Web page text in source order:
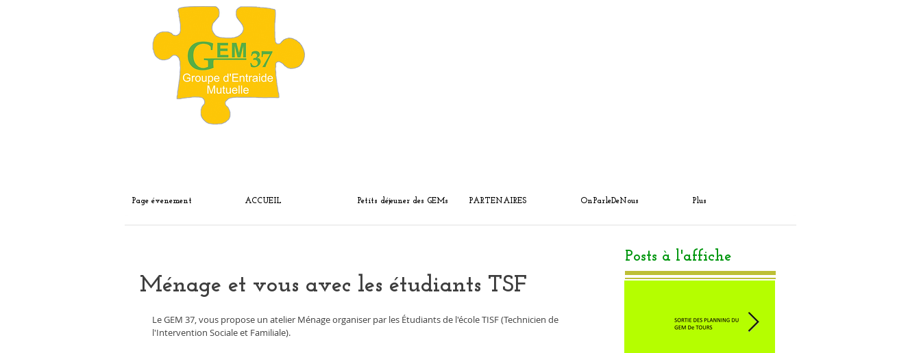
Page évenement ACCUEIL Petits déjeuner des GEMs PARTENAIRES OnParleDeNous Plus
Ménage et vous avec les étudiants TSF
Le GEM 37, vous propose un atelier Ménage organiser par les Étudiants de l'école TISF (Technicien de
l'Intervention Sociale et Familiale).
Posts à l'affiche